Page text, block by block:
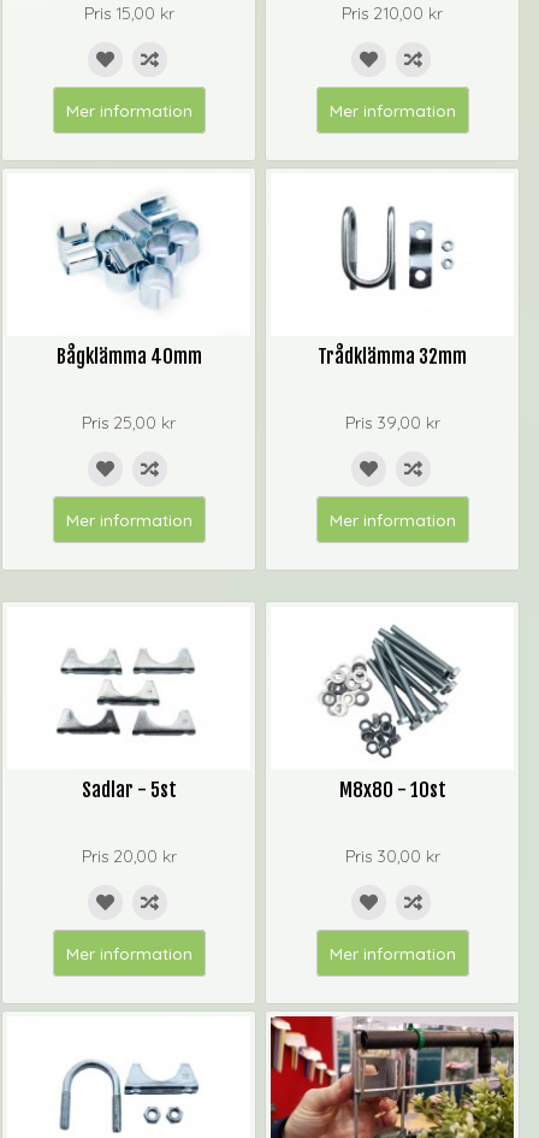
Pris 15,00 kr
Mer information
Pris 210,00 kr
Mer information
Bågklämma 40mm
Pris 25,00 kr
Mer information
Trådklämma 32mm
Pris 39,00 kr
Mer information
Sadlar - 5st
Pris 20,00 kr
Mer information
M8x80 - 10st
Pris 30,00 kr
Mer information